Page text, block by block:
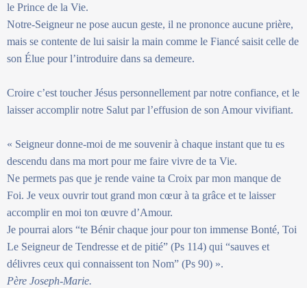
le Prince de la Vie.
Notre-Seigneur ne pose aucun geste, il ne prononce aucune prière,
mais se contente de lui saisir la main comme le Fiancé saisit celle de
son Élue pour l’introduire dans sa demeure.
Croire c’est toucher Jésus personnellement par notre confiance, et le
laisser accomplir notre Salut par l’effusion de son Amour vivifiant.
« Seigneur donne-moi de me souvenir à chaque instant que tu es
descendu dans ma mort pour me faire vivre de ta Vie.
Ne permets pas que je rende vaine ta Croix par mon manque de
Foi. Je veux ouvrir tout grand mon cœur à ta grâce et te laisser
accomplir en moi ton œuvre d’Amour.
Je pourrai alors “te Bénir chaque jour pour ton immense Bonté, Toi
Le Seigneur de Tendresse et de pitié” (Ps 114) qui “sauves et
délivres ceux qui connaissent ton Nom” (Ps 90) ».
Père Joseph-Marie.